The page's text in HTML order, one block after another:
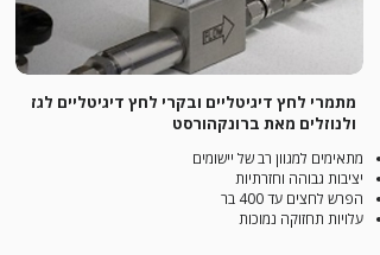
מתמרי לחץ דיגיטליים ובקרי לחץ דיגיטליים לגז
ולנוזלים מאת ברונקהורסט
מתאימים למגוון רב של יישומים
יציבות גבוהה וחזרתיות
הפרש לחצים עד 400 בר
עלויות תחזוקה נמוכות